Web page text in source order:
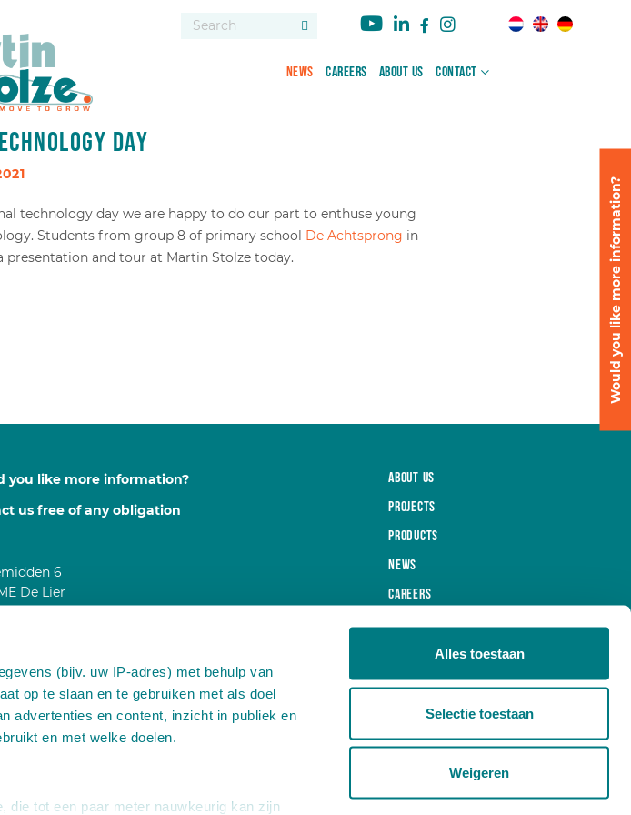
(bijv. uw IP-adres) met behulp van
op te slaan en te gebruiken met als doel
advertenties en content, inzicht in publiek en
en met welke doelen.
die tot een paar meter nauwkeurig kan zijn
Alles toestaan
Selectie toestaan
Weigeren
News Careers About us Contact
day
technology day we are happy to do our part to enthuse young
Students from group 8 of primary school De Achtsprong in
presentation and tour at Martin Stolze today.
Would you like more information?
you like more information?
us free of any obligation
6
De Lier
About us
Projects
Products
News
Careers
Contact
MindOffice
General Terms and Conditions